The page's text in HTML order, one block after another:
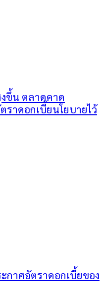
ขึ้น ตลาดคาด
ราดอกเบี้ยนโยบายไว้
กาศอัตราดอกเบี้ยของ